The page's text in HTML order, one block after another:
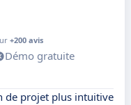
+200 avis
Démo gratuite
de projet plus intuitive